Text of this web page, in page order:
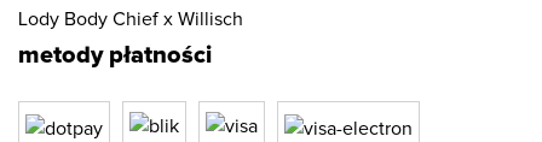
Lody Body Chief x Willisch
metody płatności